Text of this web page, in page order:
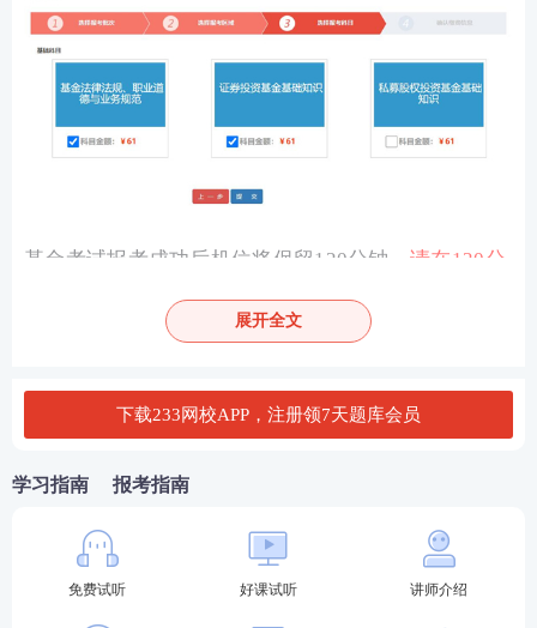
基金考试报考成功后机位将保留120分钟，请在120分
钟内完成支付操作。规定时间未支付成功，机位将不
做保留，请考生重新报名。
展开全文
下载233网校APP，注册领7天题库会员
学习指南 报考指南
免费试听 好课试听 讲师介绍